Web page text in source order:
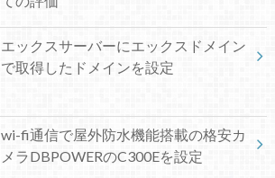
エックスサーバーにエックスドメイン
で取得したドメインを設定
wi-fi通信で屋外防水機能搭載の格安カ
メラDBPOWERのC300Eを設定